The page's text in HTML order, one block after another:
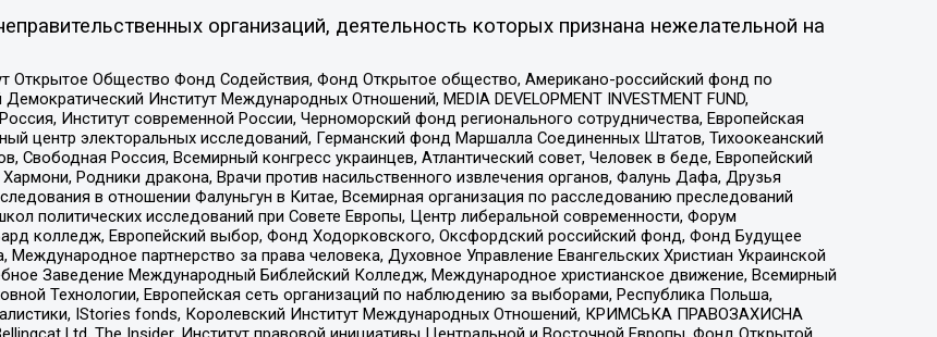
организаций, деятельность которых признана нежелательной на
Открытое Общество Фонд Содействия, Фонд Открытое общество, Американо-российский фонд по
Институт Международных Отношений, MEDIA DEVELOPMENT INVESTMENT FUND,
Институт современной России, Черноморский фонд регионального сотрудничества, Европейская
центр электоральных исследований, Германский фонд Маршалла Соединенных Штатов, Тихоокеанский
Россия, Всемирный конгресс украинцев, Атлантический совет, Человек в беде, Европейский
Родники дракона, Врачи против насильственного извлечения органов, Фалунь Дафа, Друзья
в отношении Фалуньгун в Китае, Всемирная организация по расследованию преследований
политических исследований при Совете Европы, Центр либеральной современности, Форум
колледж, Европейский выбор, Фонд Ходорковского, Оксфордский российский фонд, Фонд Будущее
партнерство за права человека, Духовное Управление Евангельских Христиан Украинской
Заведение Международный Библейский Колледж, Международное христианское движение, Всемирный
Технологии, Европейская сеть организаций по наблюдению за выборами, Республика Польша,
IStories fonds, Королевский Институт Международных Отношений, КРИМСЬКА ПРАВОЗАХИСНА